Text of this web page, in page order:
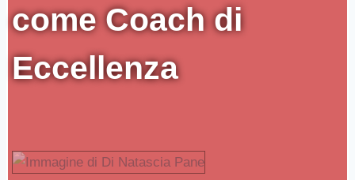
come Coach di
Eccellenza